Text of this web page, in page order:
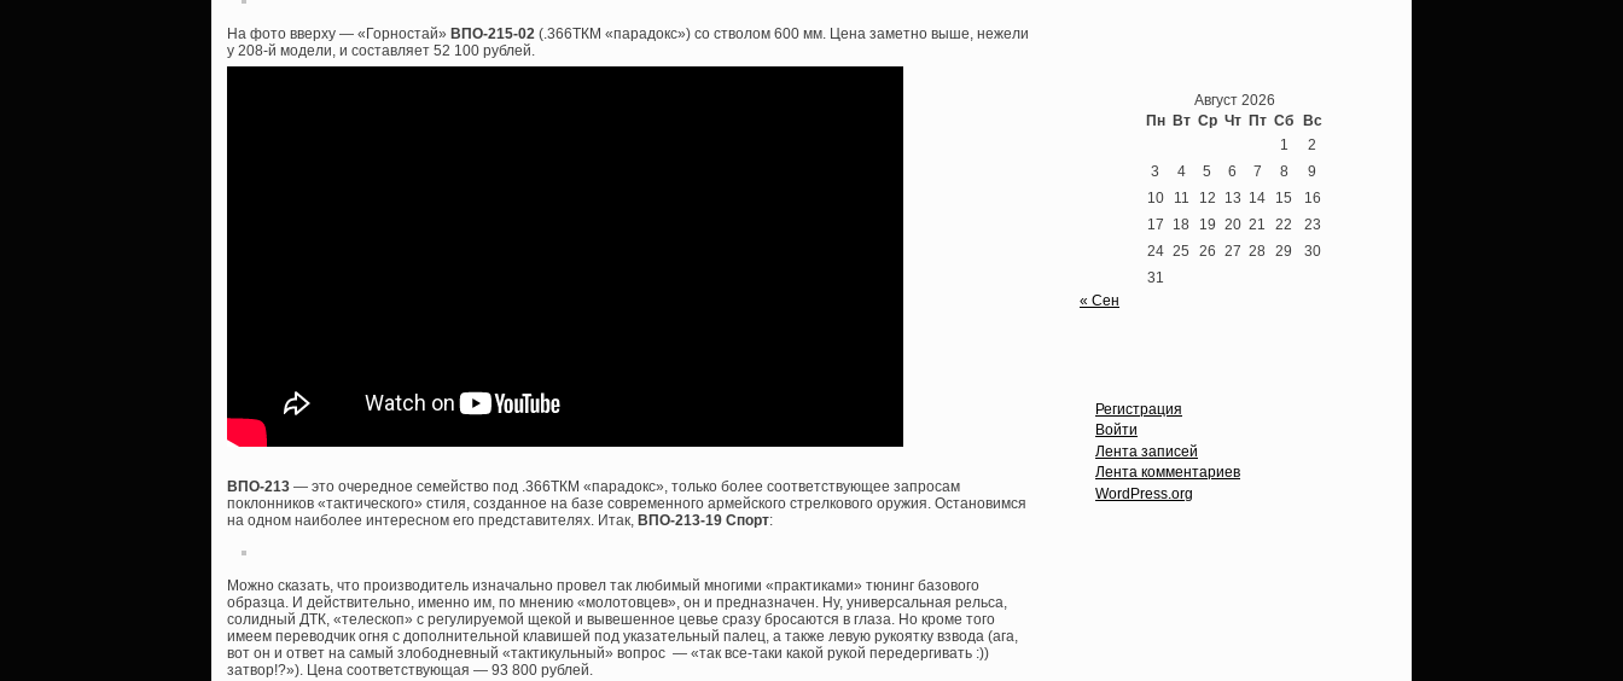
На фото вверху — «Горностай» ВПО-215-02 (.366ТКМ «парадокс») со стволом 600 мм. Цена заметно выше, нежели
у 208-й модели, и составляет 52 100 рублей.
ВПО-213 — это очередное семейство под .366ТКМ «парадокс», только более соответствующее запросам
поклонников «тактического» стиля, созданное на базе современного армейского стрелкового оружия. Остановимся
на одном наиболее интересном его представителях. Итак, ВПО-213-19 Спорт:
Можно сказать, что производитель изначально провел так любимый многими «практиками» тюнинг базового
образца. И действительно, именно им, по мнению «молотовцев», он и предназначен. Ну, универсальная рельса,
солидный ДТК, «телескоп» с регулируемой щекой и вывешенное цевье сразу бросаются в глаза. Но кроме того
имеем переводчик огня с дополнительной клавишей под указательный палец, а также левую рукоятку взвода (ага,
вот он и ответ на самый злободневный «тактикульный» вопрос — «так все-таки какой рукой передергивать :))
затвор!?»). Цена соответствующая — 93 800 рублей.
Август 2026
Пн Вт Ср Чт Пт Сб Вс
1
2
3
4 5 6 7 8
9
10
11 12 13 14 15
16
17
18 19 20 21 22
23
24 25 26 27 28 29
30
31
« Сен
Регистрация
Войти
Лента записей
Лента комментариев
WordPress.org